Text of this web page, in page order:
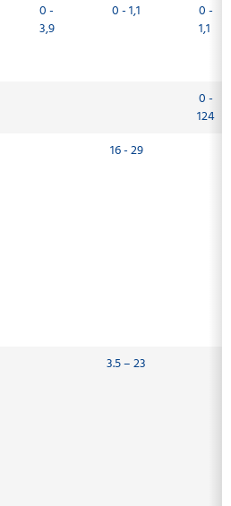
0 -
3,9
0 - 1,1
0 -
1,1
0 -
124
16 - 29
3.5 – 23